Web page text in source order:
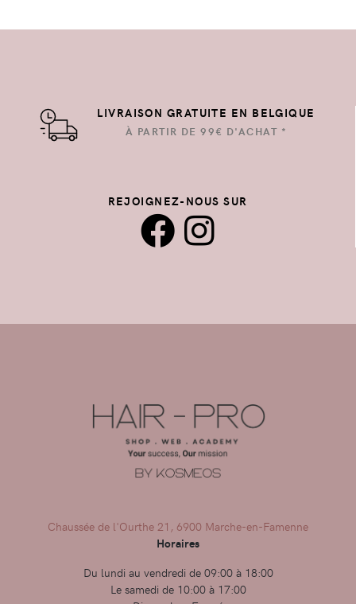
LIVRAISON GRATUITE EN BELGIQUE
À PARTIR DE 99€ D'ACHAT *
REJOIGNEZ-NOUS SUR
Chaussée de l'Ourthe 21, 6900 Marche-en-Famenne
Horaires
Du lundi au vendredi de 09:00 à 18:00
Le samedi de 10:00 à 17:00